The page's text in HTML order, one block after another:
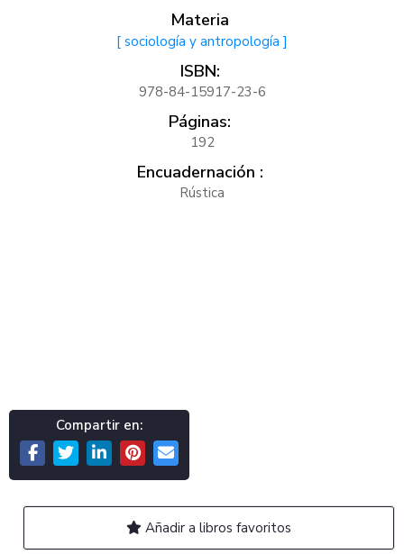
Materia
[ sociología y antropología ]
ISBN:
978-84-15917-23-6
Páginas:
192
Encuadernación :
Rústica
Compartir en:
Añadir a libros favoritos